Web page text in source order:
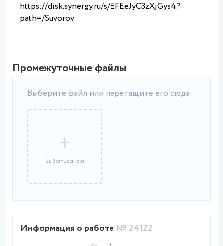
https://disk.synergy.ru/s/EFEeJyC3zXjGys4?
path=/Suvorov
Промежуточные файлы
Выберите файл или перетащите его сюда
+
Выбрать с диска
Информация о работе № 24122